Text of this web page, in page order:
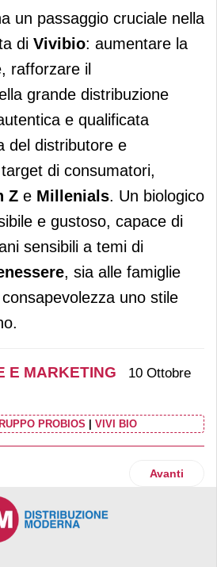
un passaggio cruciale nella
di Vivibio: aumentare la
rafforzare il
grande distribuzione
e qualificata
del distributore e
di consumatori,
Z e Millenials. Un biologico
e gustoso, capace di
sensibili a temi di
, sia alle famiglie
uno stile
E MARKETING
10 Ottobre
PROBIOS VIVI BIO
Wonderful Pistachios è partner
Articolo
Avanti